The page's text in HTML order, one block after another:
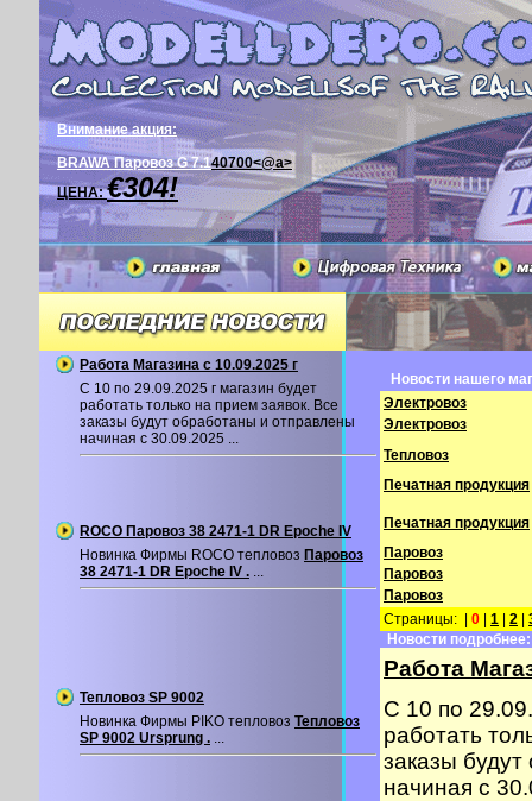
Внимание акция:
BRAWA Паровоз G 7.140700<@a>
ЦЕНА:€304!
Работа Магазина с 10.09.2025 г
С 10 по 29.09.2025 г магазин будет
работать только на прием заявок. Все
заказы будут обработаны и отправлены
начиная с 30.09.2025 ...
ROCO Паровоз 38 2471-1 DR Epoche IV
Новинка Фирмы ROCO тепловоз Паровоз
38 2471-1 DR Epoche IV . ...
Тепловоз SP 9002
Новинка Фирмы PIKO тепловоз Тепловоз
SP 9002 Ursprung . ...
Новости нашего
Электровоз
Электровоз
Тепловоз
Печатная продукция
Печатная продукция
Паровоз
Паровоз
Паровоз
Страницы: | 0 1 2
Новости подробнее:
Работа
С 10 по
работать
заказы
начиная с